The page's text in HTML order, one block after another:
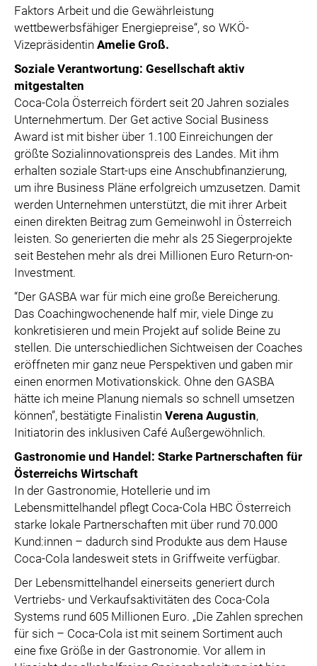
Faktors Arbeit und die Gewährleistung
wettbewerbsfähiger Energiepreise“, so WKÖ-
Vizepräsidentin Amelie Groß.
Soziale Verantwortung: Gesellschaft aktiv
mitgestalten
Coca-Cola Österreich fördert seit 20 Jahren soziales
Unternehmertum. Der Get active Social Business
Award ist mit bisher über 1.100 Einreichungen der
größte Sozialinnovationspreis des Landes. Mit ihm
erhalten soziale Start-ups eine Anschubfinanzierung,
um ihre Business Pläne erfolgreich umzusetzen. Damit
werden Unternehmen unterstützt, die mit ihrer Arbeit
einen direkten Beitrag zum Gemeinwohl in Österreich
leisten. So generierten die mehr als 25 Siegerprojekte
seit Bestehen mehr als drei Millionen Euro Return-on-
Investment.
“Der GASBA war für mich eine große Bereicherung.
Das Coachingwochenende half mir, viele Dinge zu
konkretisieren und mein Projekt auf solide Beine zu
stellen. Die unterschiedlichen Sichtweisen der Coaches
eröffneten mir ganz neue Perspektiven und gaben mir
einen enormen Motivationskick. Ohne den GASBA
hätte ich meine Planung niemals so schnell umsetzen
können”, bestätigte Finalistin Verena Augustin,
Initiatorin des inklusiven Café Außergewöhnlich.
Gastronomie und Handel: Starke Partnerschaften für
Österreichs Wirtschaft
In der Gastronomie, Hotellerie und im
Lebensmittelhandel pflegt Coca-Cola HBC Österreich
starke lokale Partnerschaften mit über rund 70.000
Kund:innen – dadurch sind Produkte aus dem Hause
Coca-Cola landesweit stets in Griffweite verfügbar.
Der Lebensmittelhandel einerseits generiert durch
Vertriebs- und Verkaufsaktivitäten des Coca-Cola
Systems rund 605 Millionen Euro. „Die Zahlen sprechen
für sich – Coca-Cola ist mit seinem Sortiment auch
eine fixe Größe in der Gastronomie. Vor allem in